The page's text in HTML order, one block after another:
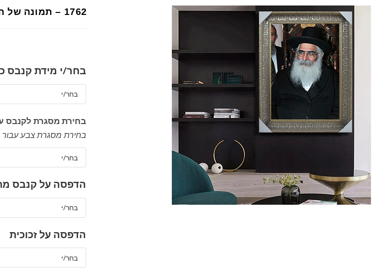
הדמיות
מקצועיות חינם
1762 – תמונה של הרב יורם אברג'ל על זכוכית או קנבס
בחר/י מידת קנבס
בחירת מסגרת לקנבס
בחירת מסגרת צבע
הדפסה על קנבס
הדפסה על זכוכית